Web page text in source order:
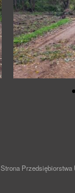
Strona Przedsiębiorstwa